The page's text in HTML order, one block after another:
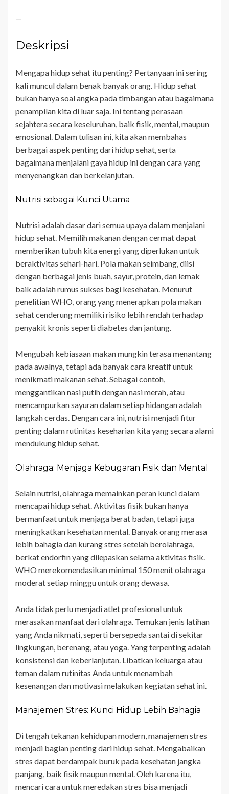
—
Deskripsi
Mengapa hidup sehat itu penting? Pertanyaan ini sering
kali muncul dalam benak banyak orang. Hidup sehat
bukan hanya soal angka pada timbangan atau bagaimana
penampilan kita di luar saja. Ini tentang perasaan
sejahtera secara keseluruhan, baik fisik, mental, maupun
emosional. Dalam tulisan ini, kita akan membahas
berbagai aspek penting dari hidup sehat, serta
bagaimana menjalani gaya hidup ini dengan cara yang
menyenangkan dan berkelanjutan.
Nutrisi sebagai Kunci Utama
Nutrisi adalah dasar dari semua upaya dalam menjalani
hidup sehat. Memilih makanan dengan cermat dapat
memberikan tubuh kita energi yang diperlukan untuk
beraktivitas sehari-hari. Pola makan seimbang, diisi
dengan berbagai jenis buah, sayur, protein, dan lemak
baik adalah rumus sukses bagi kesehatan. Menurut
penelitian WHO, orang yang menerapkan pola makan
sehat cenderung memiliki risiko lebih rendah terhadap
penyakit kronis seperti diabetes dan jantung.
Mengubah kebiasaan makan mungkin terasa menantang
pada awalnya, tetapi ada banyak cara kreatif untuk
menikmati makanan sehat. Sebagai contoh,
menggantikan nasi putih dengan nasi merah, atau
mencampurkan sayuran dalam setiap hidangan adalah
langkah cerdas. Dengan cara ini, nutrisi menjadi fitur
penting dalam rutinitas keseharian kita yang secara alami
mendukung hidup sehat.
Olahraga: Menjaga Kebugaran Fisik dan Mental
Selain nutrisi, olahraga memainkan peran kunci dalam
mencapai hidup sehat. Aktivitas fisik bukan hanya
bermanfaat untuk menjaga berat badan, tetapi juga
meningkatkan kesehatan mental. Banyak orang merasa
lebih bahagia dan kurang stres setelah berolahraga,
berkat endorfin yang dilepaskan selama aktivitas fisik.
WHO merekomendasikan minimal 150 menit olahraga
moderat setiap minggu untuk orang dewasa.
Anda tidak perlu menjadi atlet profesional untuk
merasakan manfaat dari olahraga. Temukan jenis latihan
yang Anda nikmati, seperti bersepeda santai di sekitar
lingkungan, berenang, atau yoga. Yang terpenting adalah
konsistensi dan keberlanjutan. Libatkan keluarga atau
teman dalam rutinitas Anda untuk menambah
kesenangan dan motivasi melakukan kegiatan sehat ini.
Manajemen Stres: Kunci Hidup Lebih Bahagia
Di tengah tekanan kehidupan modern, manajemen stres
menjadi bagian penting dari hidup sehat. Mengabaikan
stres dapat berdampak buruk pada kesehatan jangka
panjang, baik fisik maupun mental. Oleh karena itu,
mencari cara untuk meredakan stres bisa menjadi